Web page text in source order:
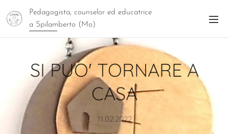
Pedagogista, counselor ed educatrice
a Spilamberto (Mo)
SI PUO' TORNARE A
CASA
11.02.2022